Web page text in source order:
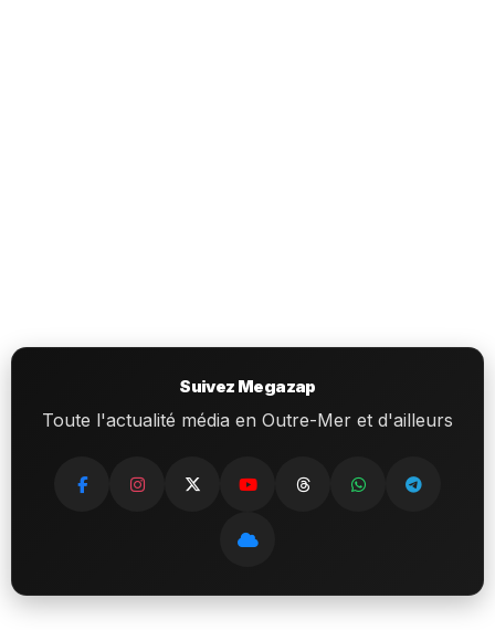
Suivez Megazap
Toute l'actualité média en Outre-Mer et d'ailleurs